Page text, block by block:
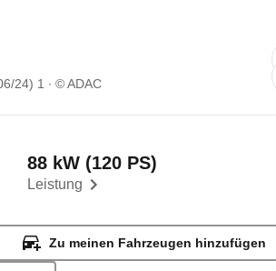
24) 1 © ADAC
Leistung
88 kW (120 PS)
Zu meinen Fahrzeugen hinzufügen